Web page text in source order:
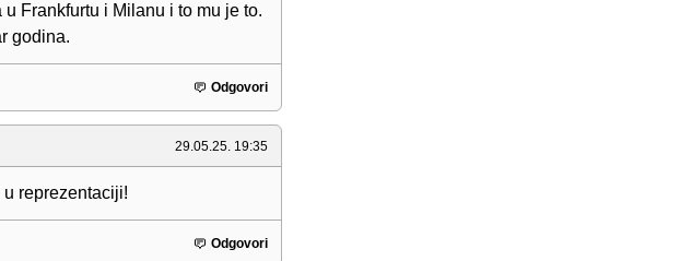
Frankfurtu i Milanu i to mu je to.
godina.
Odgovori
29.05.25. 19:35
reprezentaciji!
Odgovori